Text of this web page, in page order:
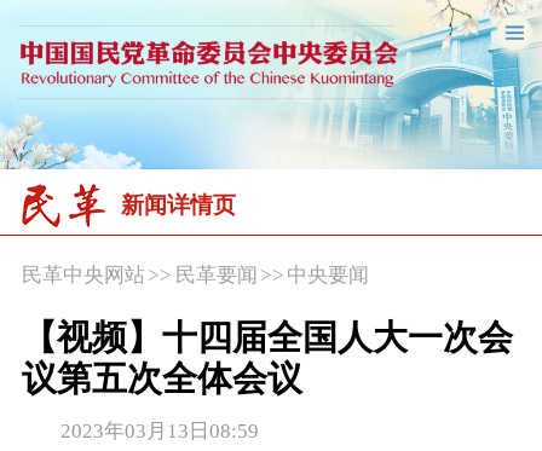
新闻详情页
民革中央网站>> 民革要闻 >> 中央要闻
【视频】十四届全国人大一次会
议第五次全体会议
2023年03月13日08:59